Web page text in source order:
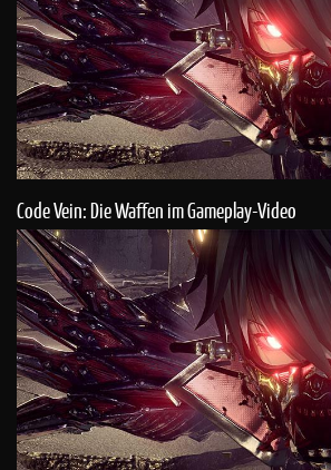
Code Vein: Die Waffen im Gameplay-Video